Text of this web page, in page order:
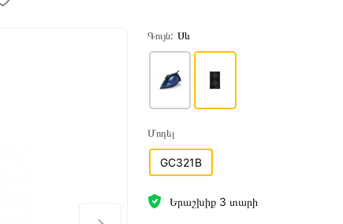
Գույն: Սև
Մոդել
GC321B
Երաշխիք 3 տարի